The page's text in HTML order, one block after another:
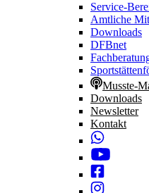
Service-
Amtliche
Downloads
DFBnet
Musste-
Downloads
Newsletter
Kontakt